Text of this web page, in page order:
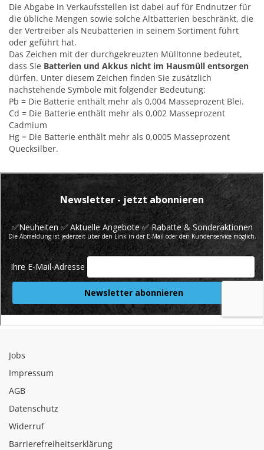
Die Abgabe in Verkaufsstellen ist dabei auf für Endnutzer für
die übliche Mengen sowie solche Altbatterien beschränkt, die
der Vertreiber als Neubatterien in seinem Sortiment führt
oder geführt hat.
Das Zeichen mit der durchgekreuzten Mülltonne bedeutet,
dass Sie Batterien und Akkus nicht im Hausmüll entsorgen
dürfen. Unter diesem Zeichen finden Sie zusätzlich
nachstehende Symbole mit folgender Bedeutung:
Pb = Die Batterie enthält mehr als 0,004 Masseprozent Blei.
Cd = Die Batterie enthält mehr als 0,002 Masseprozent
Cadmium
Hg = Die Batterie enthält mehr als 0,0005 Masseprozent
Quecksilber.
Jobs
Impressum
AGB
Datenschutz
Widerruf
Barrierefreiheitserklärung